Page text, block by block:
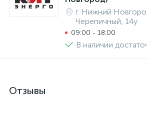
г. Нижний
Черепичный, 14у
09:00 - 18:00
В наличии
Отзывы